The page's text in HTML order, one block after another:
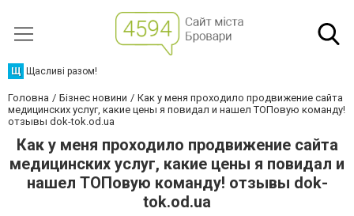
Щ Щасливі разом!
Головна Бізнес новини
Как у меня проходило продвижение сайта
медицинских услуг, какие цены я повидал и нашел ТОПовую команду!
отзывы dok-tok.od.ua
Как у меня проходило продвижение сайта
медицинских услуг, какие цены я повидал и
нашел ТОПовую команду! отзывы dok-
tok.od.ua